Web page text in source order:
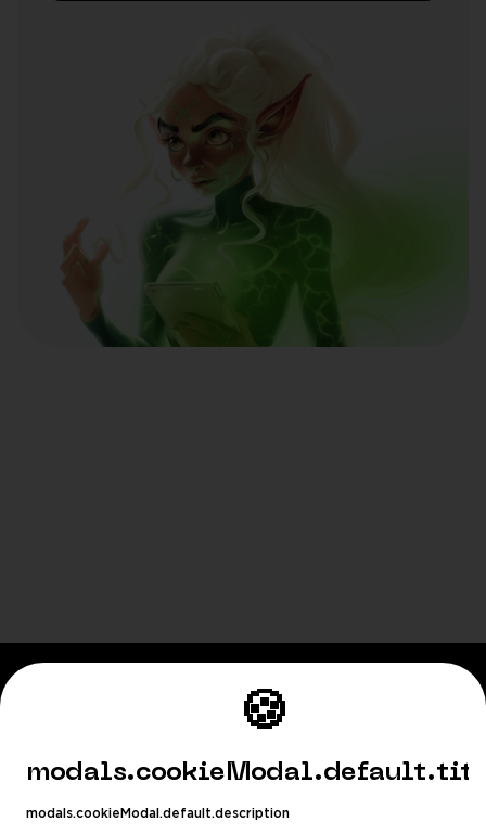
🍪
modals.cookieModal.default.description